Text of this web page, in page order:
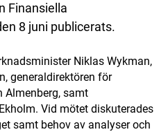
Finansiella
8 juni publicerats.
Niklas Wykman,
generaldirektören för
Almenberg, samt
Vid mötet diskuterades
samt behov av analyser och